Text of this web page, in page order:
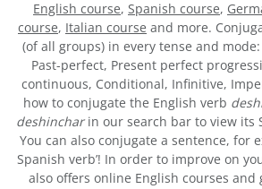
English course, Spanish course,
course, Italian course and more.
(of all groups) in every tense and
Past-perfect, Present perfect
continuous, Conditional, Infinitive,
how to conjugate the English verb
deshincharin our search bar to view its
You can also conjugate a sentence, for
Spanish verb’! In order to improve on
also offers online English courses and